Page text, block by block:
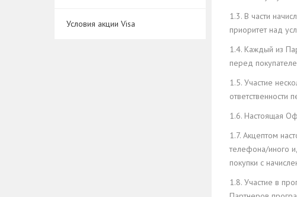
Условия акции Visa
1.3. В части
приоритет над
1.4. Каждый из
перед
1.5. Участие
ответственности
1.6. Настоящая
1.7. Акцептом
телефона/иного
покупки с
1.8. Участие в